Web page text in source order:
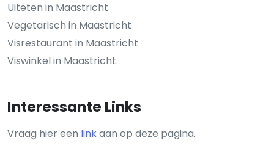
Uiteten in Maastricht
Vegetarisch in Maastricht
Visrestaurant in Maastricht
Viswinkel in Maastricht
Interessante Links
Vraag hier een linkaan op deze pagina.